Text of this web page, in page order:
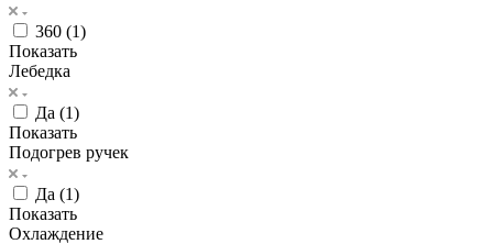
360 (1)
Показать
Лебедка
Да (1)
Показать
Подогрев ручек
Да (1)
Показать
Охлаждение